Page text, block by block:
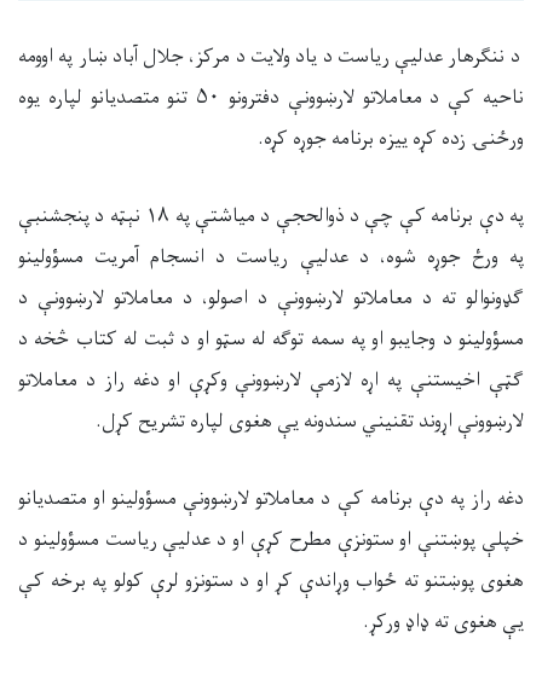
د ننګرهار عدلیې ریاست د یاد ولایت د مرکز، جلال آباد ښار په اوومه
ناحیه کې د معاملاتو لارښوونې دفترونو ۵ ۰
تنو متصدیانو لپاره یوه
ورځنۍ زده کړه ییزه برنامه جوړه کړه.
په دې برنامه کې چې د ذوالحجې د میاشتې په ۱۸ نېټه د پنجشنبې
په ورځ جوړه شوه، د عدلیې ریاست د انسجام آمریت مسؤولینو
ګډونوالو ته د معاملاتو لارښوونې د اصولو، د معاملاتو لارښوونې د
مسؤولینو د وجایبو او په سمه توګه له سټو او د ثبت له کتاب څخه د
ګټې اخیستنې په اړه لازمې لارښوونې وکړې او دغه راز د معاملاتو
لارښوونې اړوند تقنیني سندونه یې هغوی لپاره تشریح کړل.
دغه راز په دې برنامه کې د معاملاتو لارښوونې مسؤولینو او متصدیانو
خپلې پوښتنې او ستونزې مطرح کړې او د عدلیې ریاست مسؤولینو د
هغوی پوښتنو ته ځواب وړاندې کړ او د ستونزو لرې کولو په برخه کې
یې هغوی ته ډاډ ورکړ.